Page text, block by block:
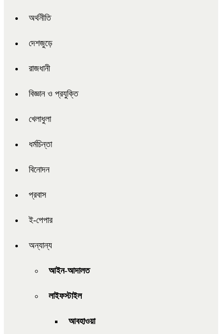
অর্থনীতি
দেশজুড়ে
রাজধানী
বিজ্ঞান ও প্রযুক্তি
খেলাধুলা
ধর্মচিন্তা
বিনোদন
প্রবাস
ই-পেপার
অন্যান্য
আইন-আদালত
লাইফস্টাইল
আবহাওয়া